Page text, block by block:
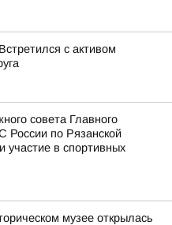
с активом
совета Главного
России по Рязанской
участие в спортивных
музее открылась